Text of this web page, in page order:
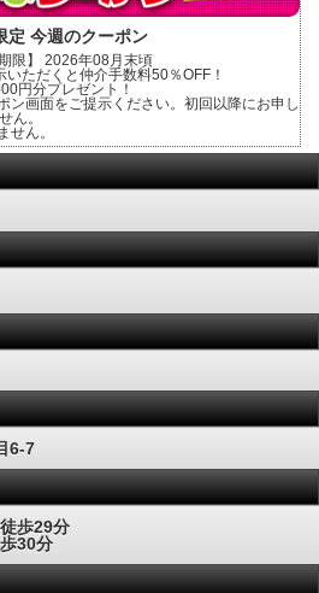
定 今週のクーポン
限】 2026年08月末頃
ただくと仲介手数料50％OFF！
円分プレゼント！
ン画面をご提示ください。初回以降にお申し
ん。
ん。
6-7
歩29分
30分